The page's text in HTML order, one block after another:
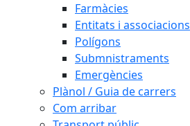
Farmàcies
Entitats i associacions
Polígons
Submnistraments
Emergències
Plànol / Guia de carrers
Com arribar